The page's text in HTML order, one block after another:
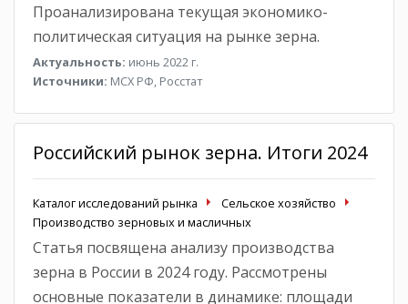
Проанализирована текущая экономико-
политическая ситуация на рынке зерна.
Актуальность: июнь 2022 г.
Источники: МСХ РФ, Росстат
Российский рынок зерна. Итоги 2024
Каталог исследований рынка
Сельское хозяйство
Производство зерновых и масличных
Статья посвящена анализу производства
зерна в России в 2024 году. Рассмотрены
основные показатели в динамике: площади